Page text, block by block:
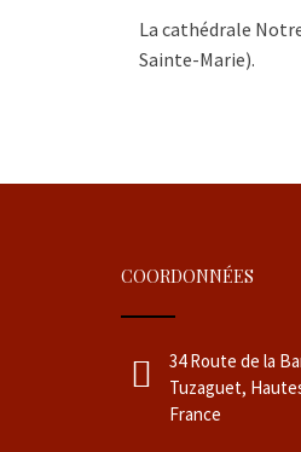
La cathédrale
Sainte-Marie).
COORDONNÉES
34 Route de la
Tuzaguet,
France